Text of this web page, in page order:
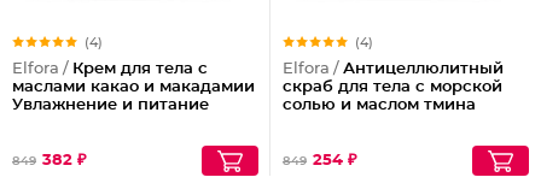
(4)
Elfora / Крем для тела с
маслами какао и макадамии
Увлажнение и питание
849 382 ₽
(4)
Elfora / Антицеллюлитный
скраб для тела с морской
солью и маслом тмина
849 254 ₽